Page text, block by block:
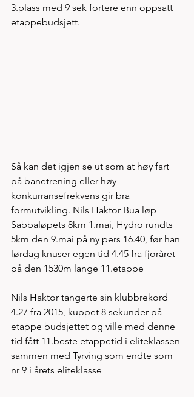
3.plass med 9 sek fortere enn oppsatt
etappebudsjett.
Så kan det igjen se ut som at høy fart
på banetrening eller høy
konkurransefrekvens gir bra
formutvikling. Nils Haktor Bua løp
Sabbaløpets 8km 1.mai, Hydro rundts
5km den 9.mai på ny pers 16.40, før han
lørdag knuser egen tid 4.45 fra fjoråret
på den 1530m lange 11.etappe
Nils Haktor tangerte sin klubbrekord
4.27 fra 2015, kuppet 8 sekunder på
etappe budsjettet og ville med denne
tid fått 11.beste etappetid i eliteklassen
sammen med Tyrving som endte som
nr 9 i årets eliteklasse